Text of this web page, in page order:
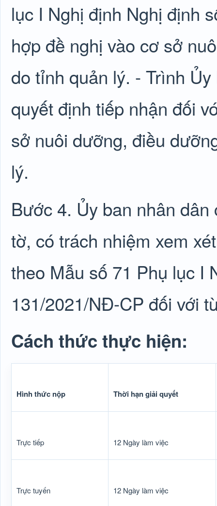
lục I Nghị định Nghị định
hợp đề nghị vào cơ sở
do tỉnh quản lý. - Trình
quyết định tiếp nhận đối
sở nuôi dưỡng, điều
lý.
Bước 4. Ủy ban nhân
tờ, có trách nhiệm xem
theo Mẫu số 71 Phụ lục I
131/2021/NĐ-CP đối với
Cách thức thực hiện:
Hình thức nộp Thời hạn giải quyết
Trực tiếp 12 Ngày làm việc
Trực tuyến 12 Ngày làm việc